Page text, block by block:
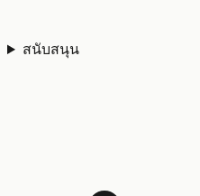
สนับสนุน